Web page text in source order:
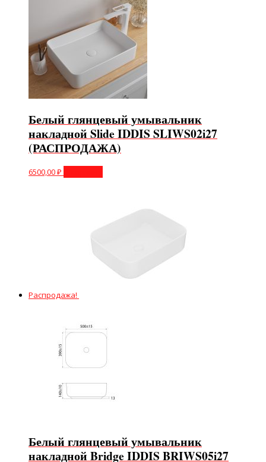
Белый глянцевый умывальник
накладной Slide IDDIS SLIWS02i27
(РАСПРОДАЖА)
6500,00₽
Распродажа!
Белый глянцевый умывальник
накладной Bridge IDDIS BRIWS05i27